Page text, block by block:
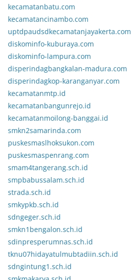
kecamatanbatu.com
kecamatancinambo.com
uptdpaudsdkecamatanjayakerta.com
diskominfo-kuburaya.com
diskominfo-lampura.com
disperindagbangkalan-madura.com
disperindagkop-karanganyar.com
kecamatanmtp.id
kecamatanbangunrejo.id
kecamatanmoilong-banggai.id
smkn2samarinda.com
puskesmaslhoksukon.com
puskesmaspenrang.com
smam4tangerang.sch.id
smpbabussalam.sch.id
strada.sch.id
smkypkb.sch.id
sdngeger.sch.id
smkn1bengalon.sch.id
sdinpresperumnas.sch.id
tknu07hidayatulmubtadiin.sch.id
sdngintung1.sch.id